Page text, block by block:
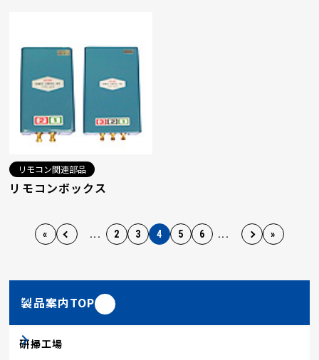
リモコン関連部品
リモコンボックス
« ... 2 3 4 5 6 ... »
製品案内TOP
研掃工場